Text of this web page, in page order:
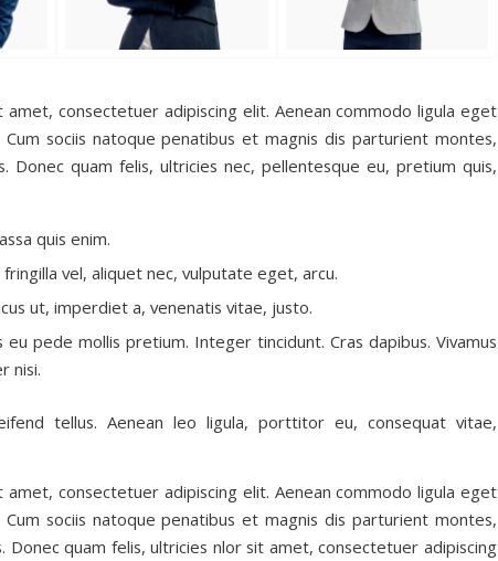
amet, consectetuer adipiscing elit. Aenean commodo ligula eget
Cum sociis natoque penatibus et magnis dis parturient montes,
Donec quam felis, ultricies nec, pellentesque eu, pretium quis,
quis enim.
vel, aliquet nec, vulputate eget, arcu.
ut, imperdiet a, venenatis vitae, justo.
eu pede mollis pretium. Integer tincidunt. Cras dapibus. Vivamus
nisi.
tellus. Aenean leo ligula, porttitor eu, consequat vitae,
amet, consectetuer adipiscing elit. Aenean commodo ligula eget
Cum sociis natoque penatibus et magnis dis parturient montes,
Donec quam felis, ultricies nlor sit amet, consectetuer adipiscing